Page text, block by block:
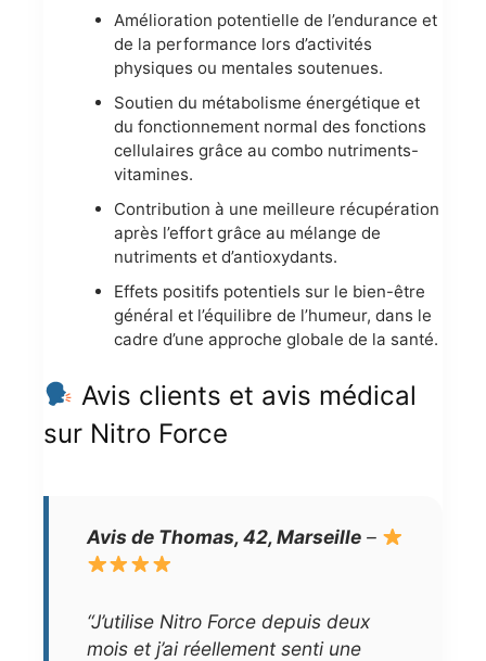
Amélioration potentielle de l’endurance et
de la performance lors d’activités
physiques ou mentales soutenues.
Soutien du métabolisme énergétique et
du fonctionnement normal des fonctions
cellulaires grâce au combo nutriments-
vitamines.
Contribution à une meilleure récupération
après l’effort grâce au mélange de
nutriments et d’antioxydants.
Effets positifs potentiels sur le bien-être
général et l’équilibre de l’humeur, dans le
cadre d’une approche globale de la santé.
Avis clients et avis médical
sur Nitro Force
Avis de Thomas, 42, Marseille –
“J’utilise Nitro Force depuis deux
mois et j’ai réellement senti une